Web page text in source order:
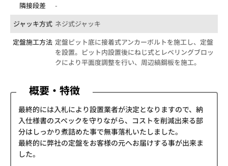
隣接段差
-
ジャッキ方式 ネジ式ジャッキ
定盤施工方法 定盤ピット底に接着式アンカーボルトを施工し、定盤
を設置。ピット内設置後にねじ式とレベリングブロッ
クにより平面度調整を⾏い、周辺縞鋼板を施工。
概要・特徴
最終的には⼊札により設置業者が決定となりますので、納
⼊仕様書のスペックを守りながら、コストを削減出来る部
分はしっかり煮詰めた事で無事落札いたしました。
最終的に弊社の定盤をお客様の元へお届けする事が出来ま
した。